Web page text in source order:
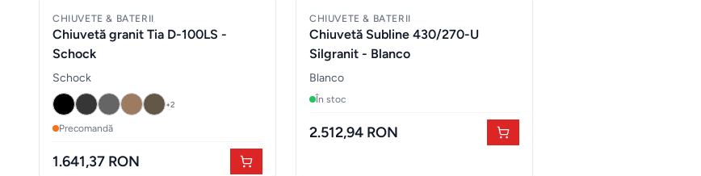
CHIUVETE & BATERII
Chiuvetă granit Tia D-100LS -
Schock
Schock
+2
Precomandă
1.641,37 RON
CHIUVETE & BATERII
Chiuvetă Subline 430/270-U
Silgranit - Blanco
Blanco
În stoc
2.512,94 RON